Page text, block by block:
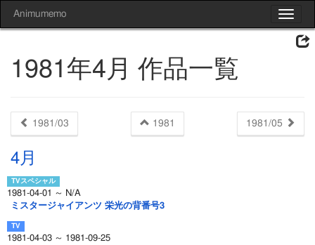
Toggle
Animumemo
1981年4月 作品一覧
1981/03 1981 1981/05
4月
1981-04-01 ～ N/A
ミスタージャイアンツ 栄光の背番号3
1981-04-03 ～ 1981-09-25